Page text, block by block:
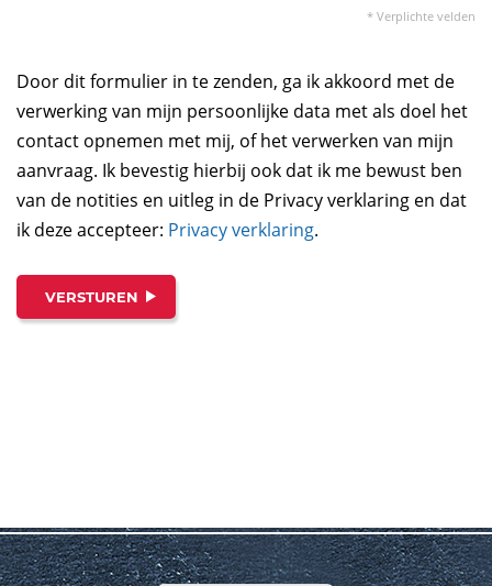
* Verplichte velden
Door dit formulier in te zenden, ga ik akkoord met de
verwerking van mijn persoonlijke data met als doel het
contact opnemen met mij, of het verwerken van mijn
aanvraag. Ik bevestig hierbij ook dat ik me bewust ben
van de notities en uitleg in de Privacy verklaring en dat
ik deze accepteer: Privacy verklaring.
VERSTUREN